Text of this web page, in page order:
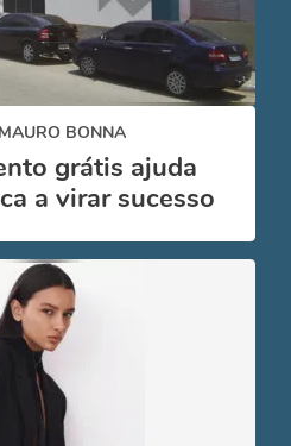
BONNA
grátis ajuda
a virar sucesso